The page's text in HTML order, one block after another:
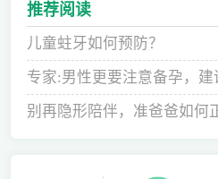
推荐阅读
儿童蛀牙如何预防？
专家:男性更要注意备孕，
间
别再隐形陪伴，准爸爸如何